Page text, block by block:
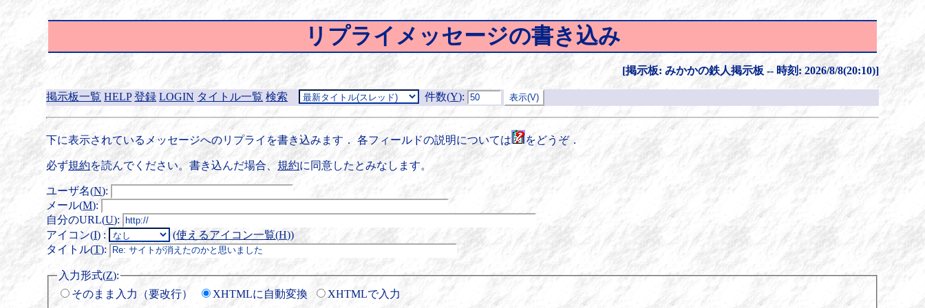
リプライメッセージの書き込み
[掲示板: みかかの鉄人掲示板 -- 時刻: 2026/8/8(20:10)]
掲示板一覧 HELP 登録 LOGIN タイトル一覧 検索 件数(Y):
下に表示されているメッセージへのリプライを書き込みます． 各フィールドの説明については をどうぞ．
必ず規約を読んでください。書き込んだ場合、 規約に同意したとみなします。
ユーザ名(N):
メール(M):
自分のURL(U):
アイコン(I) : (使えるアイコン一覧(H))
タイトル(T):
入力形式(Z):
そのまま入力（要改行）
XHTMLに自動変換 XHTMLで入力